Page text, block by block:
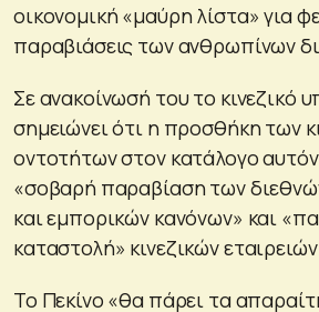
οικονομική «μαύρη λίστα» για
παραβιάσεις των ανθρωπίνων
Σε ανακοίνωσή του το κινεζικό
σημειώνει ότι η προσθήκη των
οντοτήτων στον κατάλογο
«σοβαρή παραβίαση των
και εμπορικών κανόνων» και
καταστολή» κινεζικών
Το Πεκίνο «θα πάρει τα